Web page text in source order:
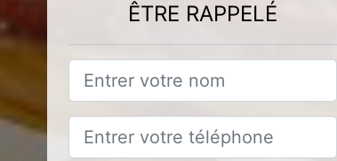
ÊTRE RAPPELÉ